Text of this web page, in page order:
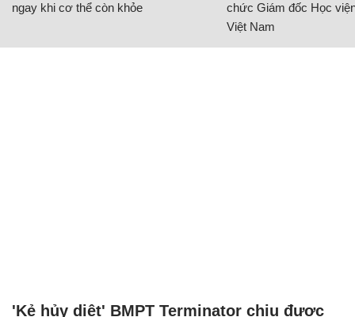
ngay khi cơ thể còn khỏe
chức Giám đốc Học
Việt Nam
'Kẻ hủy diệt' BMPT Terminator chịu được